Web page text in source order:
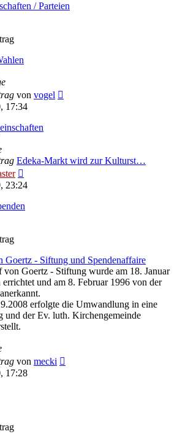
/ Parteien
von vogel
17:34
Edeka-Markt wird zur Kulturst…
Beitrag
23:24
Goertz - Siftung und Spendenaffaire
Goertz - Stiftung wurde am 18. Januar
und am 8. Februar 1996 von der
erfolgte die Umwandlung in eine
und der Ev. luth. Kirchengemeinde
von mecki
17:28